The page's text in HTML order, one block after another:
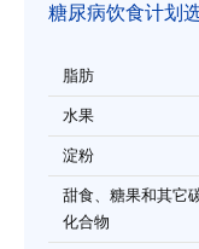
糖尿病饮食计划
脂肪
水果
淀粉
甜食、糖果和其它
化合物